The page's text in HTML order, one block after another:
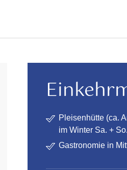
Pleisenhütte (ca.
im Winter Sa. +
Gastronomie in